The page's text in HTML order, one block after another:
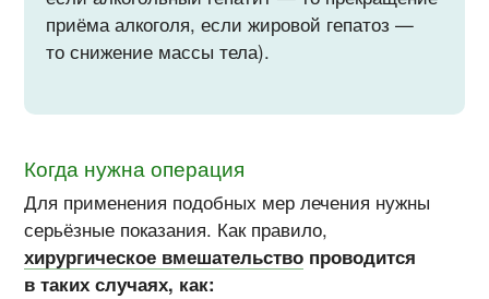
приёма алкоголя, если жировой гепатоз —
то снижение массы тела).
Когда нужна операция
Для применения подобных мер лечения нужны
серьёзные показания. Как правило,
хирургическое вмешательство проводится
в таких случаях, как: